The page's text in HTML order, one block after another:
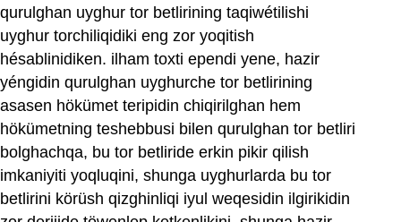
qurulghan uyghur tor betlirining taqiwétilishi
uyghur torchiliqidiki eng zor yoqitish
hésablinidiken. ilham toxti ependi yene, hazir
yéngidin qurulghan uyghurche tor betlirining
asasen hökümet teripidin chiqirilghan hem
hökümetning teshebbusi bilen qurulghan tor betliri
bolghachqa, bu tor betliride erkin pikir qilish
imkaniyiti yoqluqini, shunga uyghurlarda bu tor
betlirini körüsh qizghinliqi iyul weqesidin ilgirikidin